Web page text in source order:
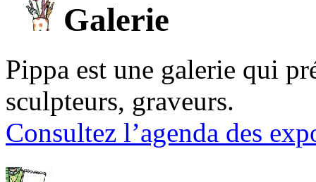
Galerie
Pippa est une galerie qui
sculpteurs, graveurs.
Consultez l’agenda des